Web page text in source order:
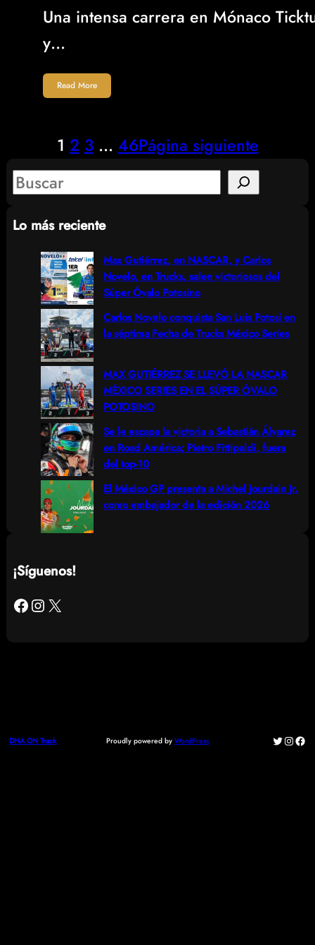
Una intensa carrera en Mónaco
y…
Read More
1 2 3 … 46Página siguiente
S
a
Lo más reciente
Max Gutiérrez, en NASCAR, y Carlos
Novelo, en Trucks, salen victoriosos del
Súper Óvalo Potosino
Carlos Novelo conquista San Luis Potosí en
la séptima Fecha de Trucks México Series
MAX GUTIÉRREZ SE LLEVÓ LA NASCAR
MÉXICO SERIES EN EL SÚPER ÓVALO
POTOSINO
Se le escapa la victoria a Sebastián Álvarez
en Road América; Pietro Fittipaldi, fuera
del top-10
El México GP presenta a Michel Jourdain Jr.
como embajador de la edición 2026
¡Síguenos!
Facebook Instagram X
DNA ON Track Proudly powered by WordPress Twitter